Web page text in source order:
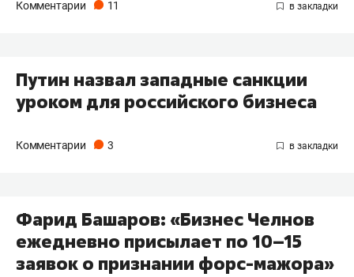
Комментарии 11
Путин назвал западные санкции
уроком для российского бизнеса
Комментарии 3
Фарид Башаров: «Бизнес Челнов
ежедневно присылает по 10–15
заявок о признании форс-мажора»